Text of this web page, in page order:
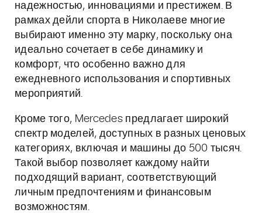
надежностью, инновациями и престижем. В
рамках дейли спорта в Николаеве многие
выбирают именно эту марку, поскольку она
идеально сочетает в себе динамику и
комфорт, что особенно важно для
ежедневного использования и спортивных
мероприятий.
Кроме того, Mercedes предлагает широкий
спектр моделей, доступных в разных ценовых
категориях, включая и машины до 500 тысяч.
Такой выбор позволяет каждому найти
подходящий вариант, соответствующий
личным предпочтениям и финансовым
возможностям.